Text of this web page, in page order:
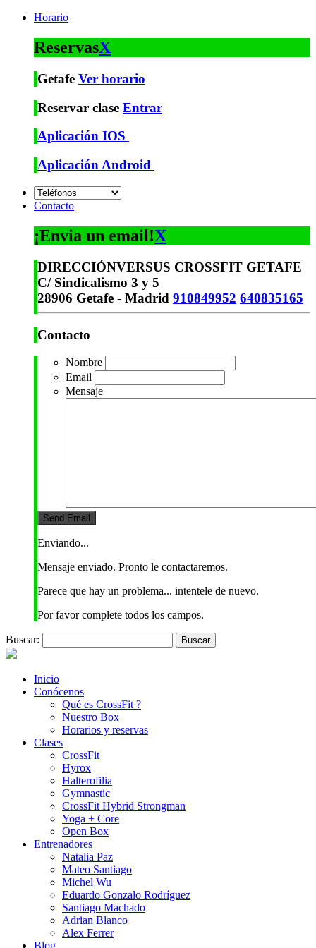
Horario
ReservasX
Getafe Ver horario
Reservar clase Entrar
Aplicación IOS
Aplicación Android
Contacto
¡Envia un email!X
DIRECCIÓNVERSUS CROSSFIT GETAFE
C/ Sindicalismo 3 y 5
28906 Getafe - Madrid 910849952 640835165
Contacto
Nombre
Email
Mensaje
Enviando...
Mensaje enviado. Pronto le contactaremos.
Parece que hay un problema... intentele de nuevo.
Por favor complete todos los campos.
Buscar:
Inicio
Conócenos
Qué es CrossFit ?
Nuestro Box
Horarios y reservas
Clases
CrossFit
Hyrox
Halterofilia
Gymnastic
CrossFit Hybrid Strongman
Yoga + Core
Open Box
Entrenadores
Natalia Paz
Mateo Santiago
Michel Wu
Eduardo Gonzalo Rodríguez
Santiago Machado
Adrian Blanco
Alex Ferrer